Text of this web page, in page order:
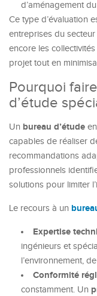
d’aménagement
Ce type d’évaluation
entreprises du
encore les
projet tout en
Pourquoi
d’étude
Un bureau d’étude
capables de réaliser
recommandations
professionnels
solutions pour limiter
Le recours à un
Expertise
ingénieurs et
l’environnement,
Conformité
constamment. Un